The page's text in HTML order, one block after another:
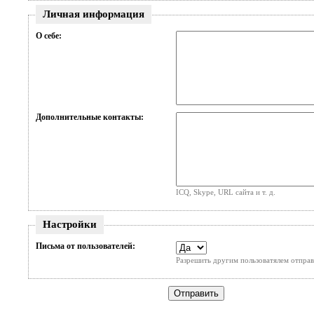
Личная информация
О себе:
Дополнительные контакты:
ICQ, Skype, URL сайта и т. д.
Настройки
Письма от пользователей:
Разрешить другим пользоватялем